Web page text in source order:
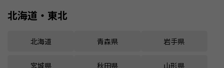
北海道・東北
北海道 青森県 岩手県
宮城県 秋田県 山形県